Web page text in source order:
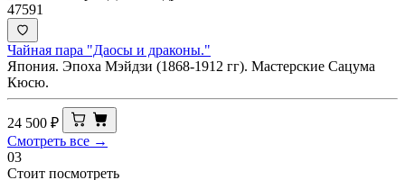
47591
Чайная пара "Даосы и драконы."
Япония. Эпоха Мэйдзи (1868-1912 гг). Мастерские Сацума
Кюсю.
24 500 ₽
Смотреть все →
03
Стоит посмотреть